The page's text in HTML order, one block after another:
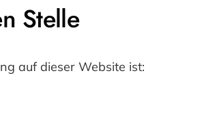
Stelle
auf dieser Website ist: